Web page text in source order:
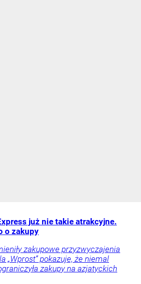
już nie takie atrakcyjne.
o zakupy
zakupowe przyzwyczajenia
„Wprost” pokazuje, że niemal
zakupy na azjatyckich